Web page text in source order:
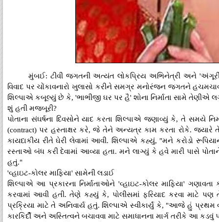
મુંબઈ: ટીવી જગતની અત્યંત લોકપ્રિય અભિનેત્રી અને 'અંગૂરી
વિવાદ પર ચોંકાવનારો ખુલાસો કરીને સમગ્ર મનોરંજન જગતને
શિલ્પાએ કબૂલ્યું છે કે, 'ભાભીજી ઘર પર હૈ' શોના નિર્માતા સામે તેણીએ
શું હતી મજબૂરી?
પોતાના સંઘર્ષના દિવસોને યાદ કરતા શિલ્પાએ જણાવ્યું કે, તે સમયે
(contract) પર હસ્તાક્ષર કરે, જે તેને અન્યત્ર કામ કરતા રોકે. જ્યારે
કાયદાકીય રીતે ઘેરી લેવામાં આવી. શિલ્પાએ કહ્યું, "મને કરોડો
રસ્તાઓ બંધ કરી દેવામાં આવ્યા હતા. મને લાગ્યું કે હવે મારી પાસે
હતું."
'વ્હાઇટ-કોલર માફિયા' સામેની લડાઈ
શિલ્પાએ આ પ્રકારના નિર્માતાઓને 'વ્હાઇટ-કોલર માફિયા'
કરવામાં આવી હતી. તેણે કહ્યું કે, પોલીસમાં ફરિયાદ કરવા માટે
પ્રક્રિયા માટે તે અનિવાર્ય હતું. શિલ્પાએ સ્વીકાર્યું કે, "આજે હું
કારકિર્દી અને અસ્તિત્વને બચાવવા માટે સમાધાનના માર્ગ તરીકે આ